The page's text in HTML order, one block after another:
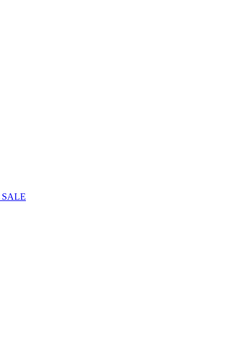
SALE